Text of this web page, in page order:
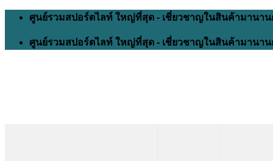
Skip
ศูนย์รวมสปอร์ตไลท์ ใหญ่ที่สุด - เชี่ยวชาญในสินค้ามานาน
ศูนย์รวมสปอร์ตไลท์ ใหญ่ที่สุด - เชี่ยวชาญในสินค้ามานาน